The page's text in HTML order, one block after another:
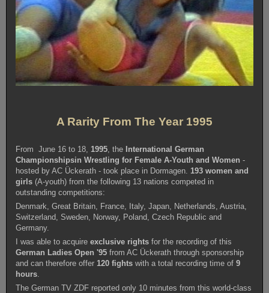
A Rarity From The Year 1995
From June 16 to 18, 1995 , the International German
Championshipsin Wrestling for Female A-Youth and Women -
hosted by AC Ückerath - took place in Dormagen. 193 women and
girls (A-youth) from the following 13 nations competed in
outstanding competitions:
Denmark, Great Britain, France, Italy, Japan, Netherlands, Austria,
Switzerland, Sweden, Norway, Poland, Czech Republic and
Germany.
I was able to acquire exclusive rights for the recording of this
German Ladies Open '95 from AC Ückerath through sponsorship
and can therefore offer 120 fights with a total recording time of9
hours
The German TV ZDF reported only 10 minutes from this world-class